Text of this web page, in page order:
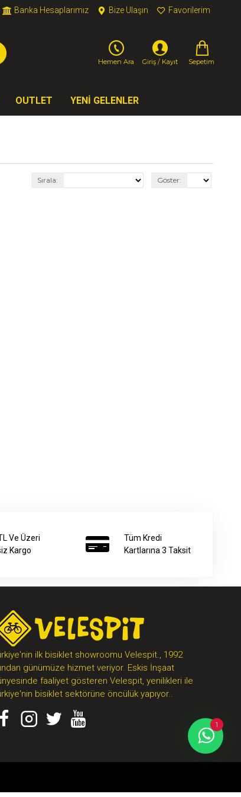
Banka Hesaplarımız Bize Ulaşın Favorilerim
Hemen Ara Giriş / Kayıt Sepetim
OUTLET YENİ GELENLER
Sırala: Göster:
Ve Üzeri
Kargo
Tüm Kredi
Kartlarına 3 Taksit
ilk bisiklet showroomu Velespit., 1992
günümüze hizmet veriyor. Eskis İnşaat
faaliyet gösteren Velespit, yenilikleri ile
bisiklet sektörüne öncülük yapıyor..
1